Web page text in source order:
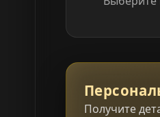
Получите